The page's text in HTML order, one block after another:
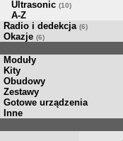
Ultrasonic (10)
A-Z
Radio i dedekcja (6)
Okazje (6)
Moduły
Kity
Obudowy
Zestawy
Gotowe urządzenia
Inne